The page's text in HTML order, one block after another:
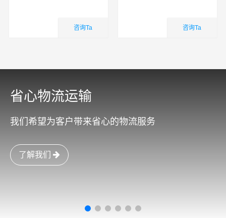
咨询Ta 咨询Ta
省心物流运输
我们希望为客户带来省心的物流服务
了解我们